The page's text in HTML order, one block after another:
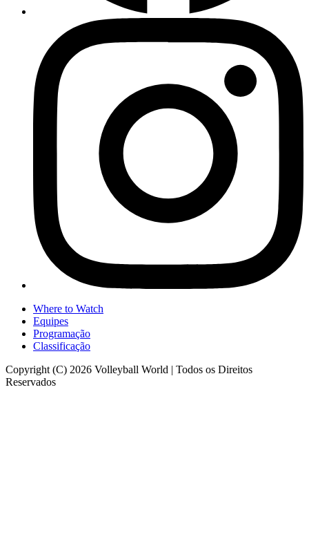
Where to Watch
Equipes
Programação
Classificação
Copyright (C) 2026 Volleyball World | Todos os Direitos
Reservados